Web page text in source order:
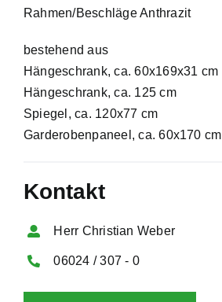
Rahmen/Beschläge Anthrazit
bestehend aus
Hängeschrank, ca. 60x169x31 cm
Hängeschrank, ca. 125 cm
Spiegel, ca. 120x77 cm
Garderobenpaneel, ca. 60x170 cm
Kontakt
Herr Christian Weber
06024 / 307 - 0